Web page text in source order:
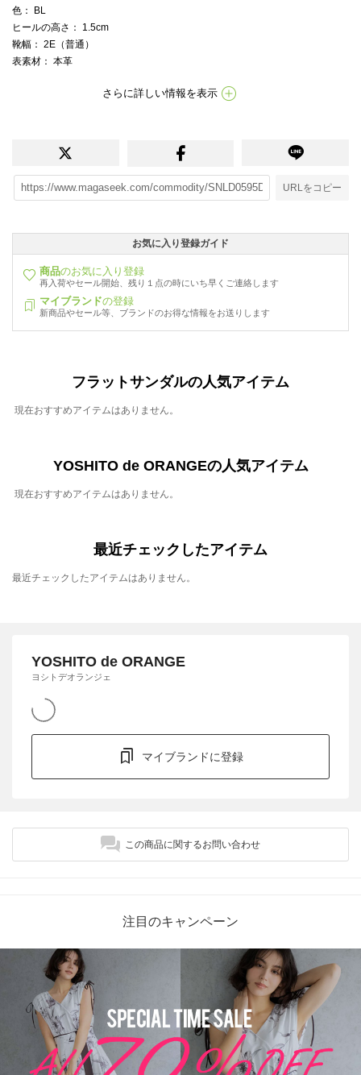
色 ： BL
ヒールの高さ ： 1.5cm
靴幅 ： 2E（普通）
表素材 ： 本革
さらに詳しい情報を表示
URLをコピー
お気に入り登録ガイド
商品のお気に入り登録
再入荷やセール開始、残り１点の時にいち早くご連絡します
マイブランドの登録
新商品やセール等、ブランドのお得な情報をお送りします
フラットサンダルの人気アイテム
現在おすすめアイテムはありません。
YOSHITO de ORANGEの人気アイテム
現在おすすめアイテムはありません。
最近チェックしたアイテム
最近チェックしたアイテムはありません。
YOSHITO de ORANGE
ヨシトデオランジェ
マイブランドに登録
この商品に関するお問い合わせ
注目のキャンペーン